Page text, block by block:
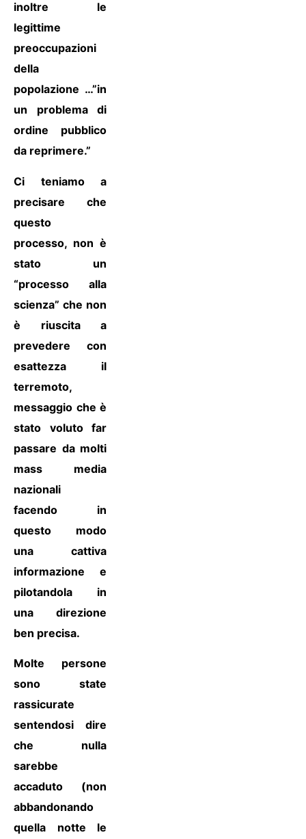
inoltre le
legittime
preoccupazioni
della
popolazione …”in
un problema di
ordine pubblico
da reprimere.”
Ci teniamo a
precisare che
questo
processo, non è
stato un
“processo alla
scienza” che non
è riuscita a
prevedere con
esattezza il
terremoto,
messaggio che è
stato voluto far
passare da molti
mass media
nazionali
facendo in
questo modo
una cattiva
informazione e
pilotandola in
una direzione
ben precisa.
Molte persone
sono state
rassicurate
sentendosi dire
che nulla
sarebbe
accaduto (non
abbandonando
quella notte le